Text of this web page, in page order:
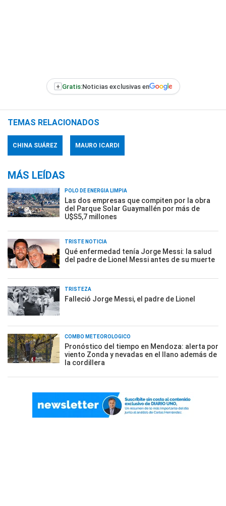
+ Gratis:Noticias exclusivas en
TEMAS RELACIONADOS
CHINA SUÁREZ MAURO ICARDI
MÁS LEÍDAS
POLO DE ENERGÍA LIMPIA
Las dos empresas que compiten por la obra
del Parque Solar Guaymallén por más de
U$S5,7 millones
TRISTE NOTICIA
Qué enfermedad tenía Jorge Messi: la salud
del padre de Lionel Messi antes de su muerte
TRISTEZA
Falleció Jorge Messi, el padre de Lionel
COMBO METEOROLÓGICO
Pronóstico del tiempo en Mendoza: alerta por
viento Zonda y nevadas en el llano además de
la cordillera